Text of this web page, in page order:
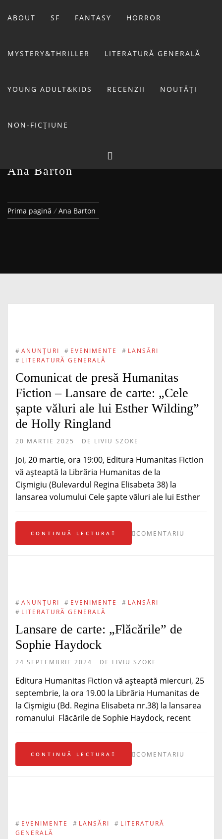
ABOUT SF FANTASY HORROR
MYSTERY&THRILLER LITERATURĂ GENERALĂ
YOUNG ADULT&KIDS RECENZII NOUTĂȚI
NON-FICȚIUNE
BIBLIOTECA LUI
Ana Barton
Prima pagină Ana Barton
# ANUNȚURI # EVENIMENTE # LANSĂRI
# LITERATURĂ GENERALĂ
Comunicat de presă Humanitas
Fiction – Lansare de carte: „Cele
șapte văluri ale lui Esther Wilding”
de Holly Ringland
20 MARTIE 2025 DE LIVIU SZOKE
Joi, 20 martie, ora 19:00, Editura Humanitas Fiction
vă așteaptă la Librăria Humanitas de la
Cișmigiu (Bulevardul Regina Elisabeta 38) la
lansarea volumului Cele șapte văluri ale lui Esther
CONTINUĂ LECTURA COMENTARIU
# ANUNȚURI # EVENIMENTE # LANSĂRI
# LITERATURĂ GENERALĂ
Lansare de carte: „Flăcările” de
Sophie Haydock
24 SEPTEMBRIE 2024 DE LIVIU SZOKE
Editura Humanitas Fiction vă așteaptă miercuri, 25
septembrie, la ora 19.00 la Librăria Humanitas de
la Cișmigiu (Bd. Regina Elisabeta nr.38) la lansarea
romanului Flăcările de Sophie Haydock, recent
CONTINUĂ LECTURA COMENTARIU
# EVENIMENTE # LANSĂRI # LITERATURĂ
GENERALĂ